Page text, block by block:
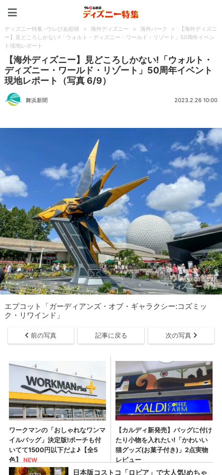
ディズニー特集 -ウレぴあ総研 > 海外ディズニー > 海外パーク >
【海外ディズニ
ー】見どころしかない!「ウォルト・ディズニー・ワールド・リゾート」50周年イベン
ト現地レポート
【海外ディズニー】見どころしかない!「ウォルト・
ディズニー・ワールド・リゾート」50周年イベント
現地レポート（写真 6/9）
舞浜新聞 2023.2.26 10:00
エプコット「ガーディアンズ・オブ・ギャラクシー:コズミッ
ク・リワインド」
前の写真 記事に戻る 次の写真